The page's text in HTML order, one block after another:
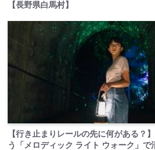
【長野県白馬村】
【行き止まりレールの先に何がある？
う「メロディック ライト ウォーク」で